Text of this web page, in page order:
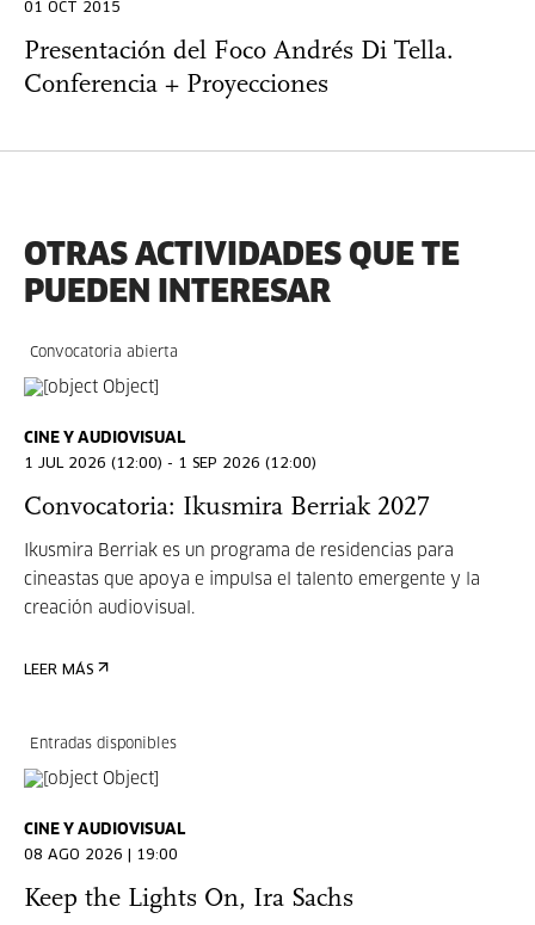
01 OCT 2015
Presentación del Foco Andrés Di Tella.
Conferencia + Proyecciones
OTRAS ACTIVIDADES QUE TE
PUEDEN INTERESAR
Convocatoria abierta
CINE Y AUDIOVISUAL
1 JUL 2026 (12:00) - 1 SEP 2026 (12:00)
Convocatoria: Ikusmira Berriak 2027
Ikusmira Berriak es un programa de residencias para
cineastas que apoya e impulsa el talento emergente y la
creación audiovisual.
LEER MÁS
Entradas disponibles
CINE Y AUDIOVISUAL
08 AGO 2026 | 19:00
Keep the Lights On, Ira Sachs